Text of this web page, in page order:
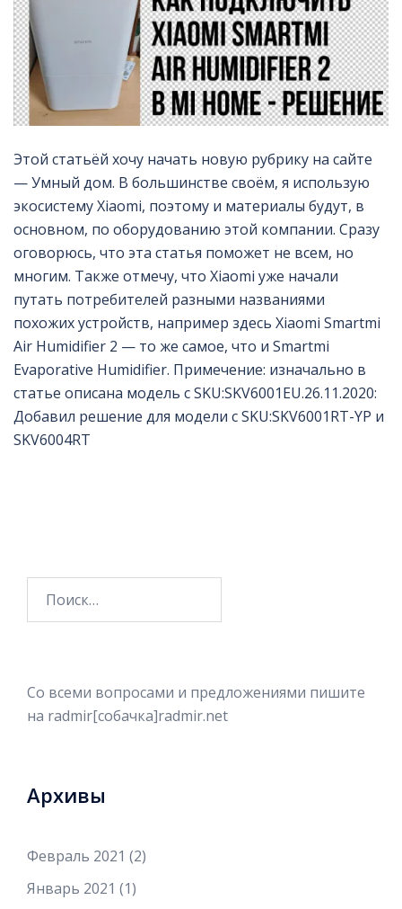
Этой статьёй хочу начать новую рубрику на сайте
— Умный дом. В большинстве своём, я использую
экосистему Xiaomi, поэтому и материалы будут, в
основном, по оборудованию этой компании. Сразу
оговорюсь, что эта статья поможет не всем, но
многим. Также отмечу, что Xiaomi уже начали
путать потребителей разными названиями
похожих устройств, например здесь Xiaomi Smartmi
Air Humidifier 2 — то же самое, что и Smartmi
Evaporative Humidifier. Примечение: изначально в
статье описана модель с SKU:SKV6001EU.26.11.2020:
Добавил решение для модели с SKU:SKV6001RT-YP и
SKV6004RT
Со всеми вопросами и предложениями пишите
на radmir[собачка]radmir.net
Архивы
Февраль 2021 (2)
Январь 2021 (1)